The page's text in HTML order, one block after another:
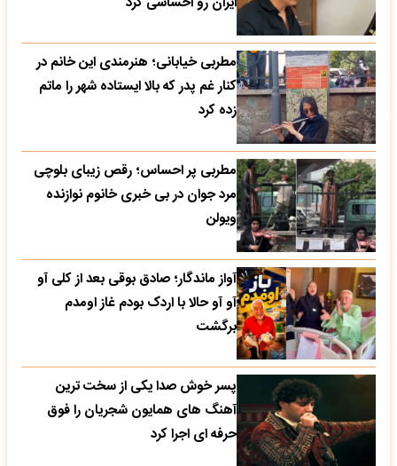
مطربی خیابانی؛ هنرمندی این خانم در
کنار غم پدر که بالا ایستاده شهر را ماتم
زده کرد
مطربی پر احساس؛ رقص زیبای بلوچی
مرد جوان در بی خبری خانوم نوازنده
ویولن
آواز ماندگار؛ صادق بوقی بعد از کلی آو
آو آو حالا با اردک بودم غاز اومدم
برگشت
پسر خوش صدا یکی از سخت ترین
آهنگ های همایون شجریان را فوق
حرفه ای اجرا کرد